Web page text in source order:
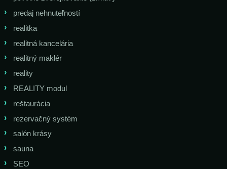
predaj nehnuteľností
realitka
realitná kancelária
realitný maklér
reality
REALITY modul
reštaurácia
rezervačný systém
salón krásy
sauna
SEO